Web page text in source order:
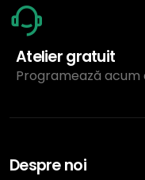
Atelier gratuit
Programează acum
Despre noi